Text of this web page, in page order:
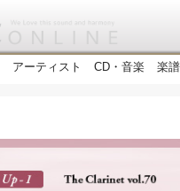
アーティスト CD・音楽 楽